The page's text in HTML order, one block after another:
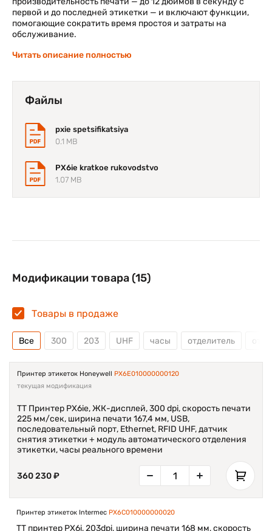
первой и до последней этикетки — и включают функции,
помогающие сократить время простоя и затраты на
обслуживание.
Принтеры рассчитаны на круглосуточную работу в
протоколы, что обеспечивает уверенность в сегодняшнем
решение на будущее.
Читать описание полностью
Файлы
pxie spetsifikatsiya
0.1 MB
PX6ie kratkoe rukovodstvo
1.07 MB
Модификации товара (15)
Товары в продаже
Все 300 203 UHF часы отделитель
Принтер этикеток Honeywell PX6E010000000120
текущая модификация
ТT Принтер PX6ie, ЖК-дисплей, 300 dpi, скорость печати
225 мм/сек, ширина печати 167,4 мм, USB,
последовательный порт, Ethernet, RFID UHF, датчик
снятия этикетки + модуль автоматического отделения
этикетки, часы реального времени
360 230 ₽
Принтер этикеток Intermec PX6C010000000020
TT принтер PX6i, 203dpi, ширина печати 168 мм, скорость